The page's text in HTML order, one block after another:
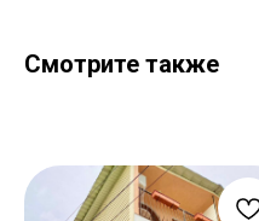
Смотрите также